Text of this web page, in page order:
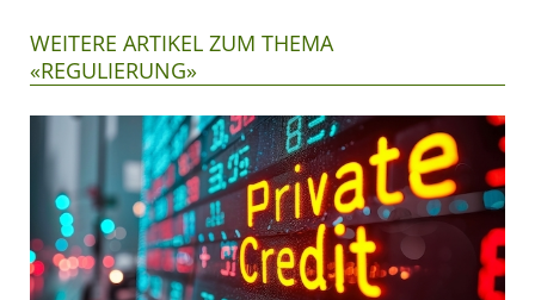
WEITERE ARTIKEL ZUM THEMA
«REGULIERUNG»